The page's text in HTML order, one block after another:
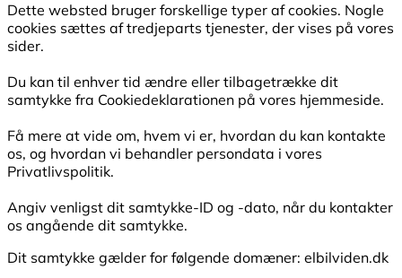
Dette websted bruger forskellige typer af cookies. Nogle
cookies sættes af tredjeparts tjenester, der vises på vores
sider.
Du kan til enhver tid ændre eller tilbagetrække dit
samtykke fra Cookiedeklarationen på vores hjemmeside.
Få mere at vide om, hvem vi er, hvordan du kan kontakte
os, og hvordan vi behandler persondata i vores
Privatlivspolitik.
Angiv venligst dit samtykke-ID og -dato, når du kontakter
os angående dit samtykke.
Dit samtykke gælder for følgende domæner: elbilviden.dk